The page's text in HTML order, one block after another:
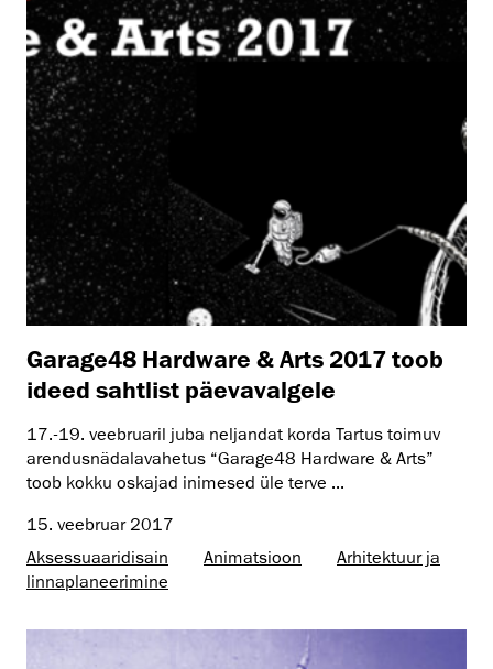
Garage48 Hardware & Arts 2017 toob
ideed sahtlist päevavalgele
17.-19. veebruaril juba neljandat korda Tartus toimuv
arendusnädalavahetus “Garage48 Hardware & Arts”
toob kokku oskajad inimesed üle terve ...
15. veebruar 2017
Aksessuaaridisain
Animatsioon
Arhitektuur ja
linnaplaneerimine